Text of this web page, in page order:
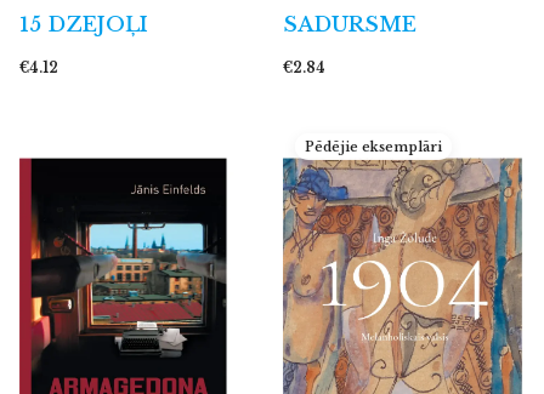
15 DZEJOĻI
€4.12
SADURSME
€2.84
Pēdējie eksemplāri